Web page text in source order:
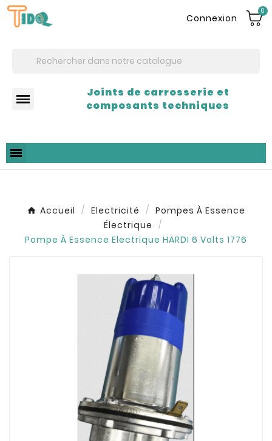
Connexion
0
Joints de carrosserie et
composants techniques
Accueil Electricité
Pompes À Essence
Électrique
Pompe À Essence Electrique HARDI 6 Volts 1776